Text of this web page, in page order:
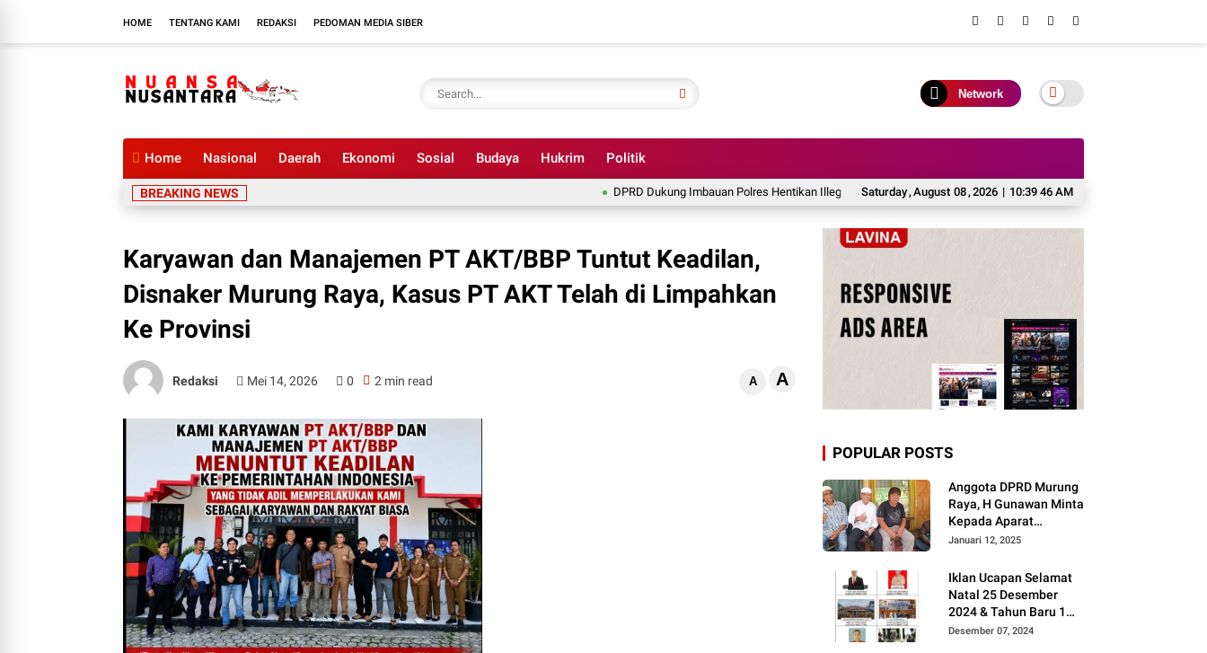
HOME TENTANG KAMI REDAKSI PEDOMAN MEDIA SIBER
Network
Home Nasional Daerah Ekonomi Sosial Budaya Hukrim Politik
Saturday,August 08,2026 | 10:39 47 AM
BREAKING NEWS DPRD Dukung Imbauan Polres Hentikan Illegal Fishing di Barito Utara DPRD Dukung Kaji Tiru Pemkab Barito Utara ke
Karyawan dan Manajemen PT AKT/BBP Tuntut Keadilan,
Disnaker Murung Raya, Kasus PT AKT Telah di Limpahkan
Ke Provinsi
Redaksi Mei 14, 2026 0 2 min read A A
POPULAR POSTS
Anggota DPRD Murung
Raya, H Gunawan Minta
Kepada Aparat
Berantas judi dan
Instruksi Presiden RI
Januari 12, 2025
Iklan Ucapan Selamat
Natal 25 Desember
2024 & Tahun Baru 1
Januari 2025
Desember 07, 2024